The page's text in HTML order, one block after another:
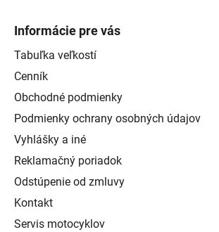
Informácie pre vás
Tabuľka veľkostí
Cenník
Obchodné podmienky
Podmienky ochrany osobných údajov
Vyhlášky a iné
Reklamačný poriadok
Odstúpenie od zmluvy
Kontakt
Servis motocyklov